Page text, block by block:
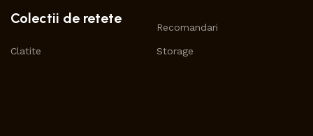
Colectii de retete
Clatite
Recomandari
Storage